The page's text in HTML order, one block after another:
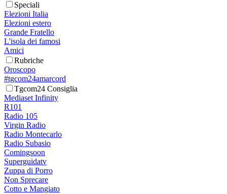
Speciali
Elezioni Italia
Elezioni estero
Grande Fratello
L'isola dei famosi
Amici
Rubriche
Oroscopo
#tgcom24amarcord
Tgcom24 Consiglia
Mediaset Infinity
R101
Radio 105
Virgin Radio
Radio Montecarlo
Radio Subasio
Comingsoon
Superguidatv
Zuppa di Porro
Non Sprecare
Cotto e Mangiato